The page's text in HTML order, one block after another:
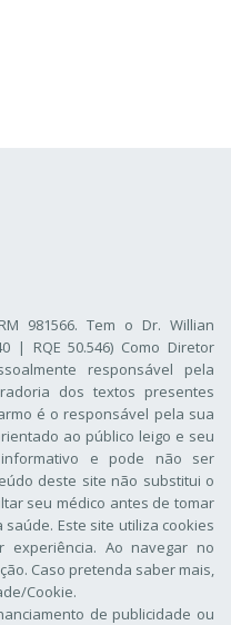
981566. Tem o Dr. Willian
| RQE 50.546) Como Diretor
responsável pela
dos textos presentes
é o responsável pela sua
ao público leigo e seu
e pode não ser
deste site não substitui o
seu médico antes de tomar
Este site utiliza cookies
experiência. Ao navegar no
Caso pretenda saber mais,
Cookie.
de publicidade ou